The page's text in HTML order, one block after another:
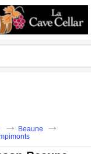
Beaune